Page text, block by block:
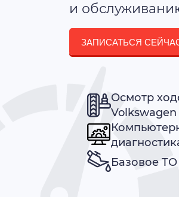
и
ЗАПИСАТЬСЯ
Осмотр
Volkswagen
Базовое